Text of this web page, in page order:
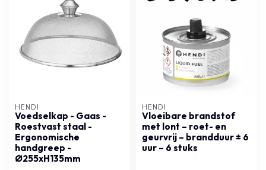
HENDI
Voedselkap - Gaas -
Roestvast staal -
Ergonomische
handgreep -
Ø255xH135mm
HENDI
Vloeibare brandstof
met lont – roet- en
geurvrij – brandduur ± 6
uur – 6 stuks